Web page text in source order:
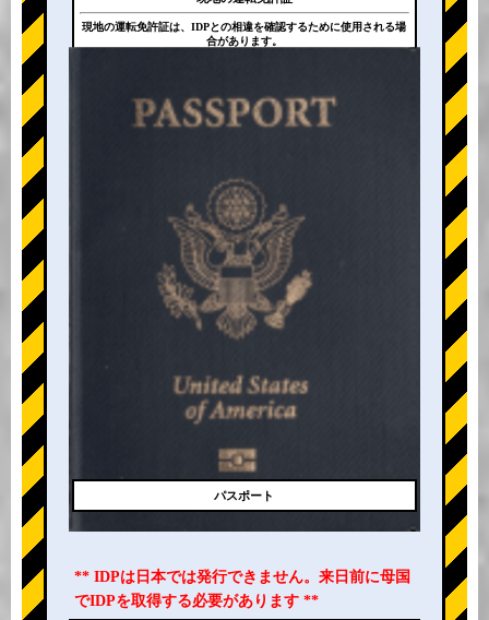
+
現地の運転免許証は、IDPとの相違を確認するために使用される場
合があります。
パスポート
** IDPは日本では発行できません。来日前に母国
でIDPを取得する必要があります **